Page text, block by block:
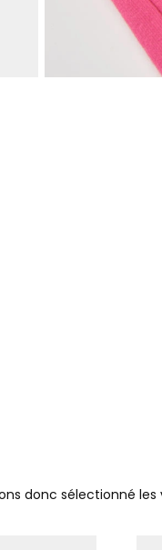
donc sélectionné